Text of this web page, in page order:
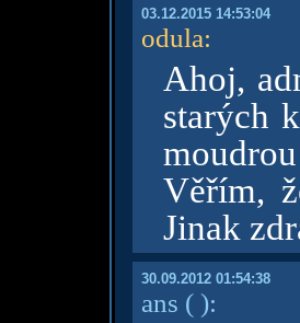
03.12.2015 14:53:04
odula:
Ahoj,
starých
Věřím,
Jinak
30.09.2012 01:54:38
ans ( ):